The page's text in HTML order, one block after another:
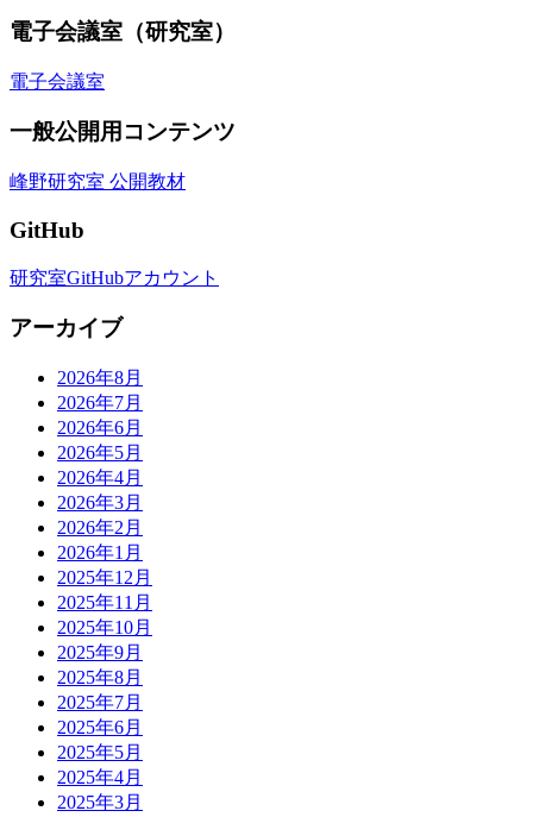
電子会議室（研究室）
電子会議室
一般公開用コンテンツ
峰野研究室 公開教材
GitHub
研究室GitHubアカウント
アーカイブ
2026年8月
2026年7月
2026年6月
2026年5月
2026年4月
2026年3月
2026年2月
2026年1月
2025年12月
2025年11月
2025年10月
2025年9月
2025年8月
2025年7月
2025年6月
2025年5月
2025年4月
2025年3月